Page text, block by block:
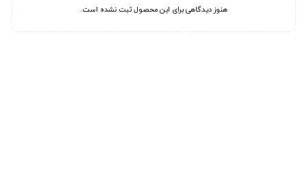
هنوز دیدگاهی برای این محصول ثبت نشده است.